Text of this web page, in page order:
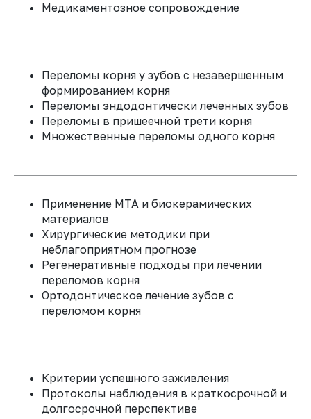
Медикаментозное сопровождение
Переломы корня у зубов с незавершенным
формированием корня
Переломы эндодонтически леченных зубов
Переломы в пришеечной трети корня
Множественные переломы одного корня
Применение МТА и биокерамических
материалов
Хирургические методики при
неблагоприятном прогнозе
Регенеративные подходы при лечении
переломов корня
Ортодонтическое лечение зубов с
переломом корня
Критерии успешного заживления
Протоколы наблюдения в краткосрочной и
долгосрочной перспективе
Разработаете
наблюдениядля
клинических
ситуаций
Сможете уверенно
осложненияи
предупреждать
Клинические протоколы
Эндодонтическое лечение
Осложнения после
реплантации и их лечение
Альтернативные методы
лечения при
неблагоприятном прогнозе